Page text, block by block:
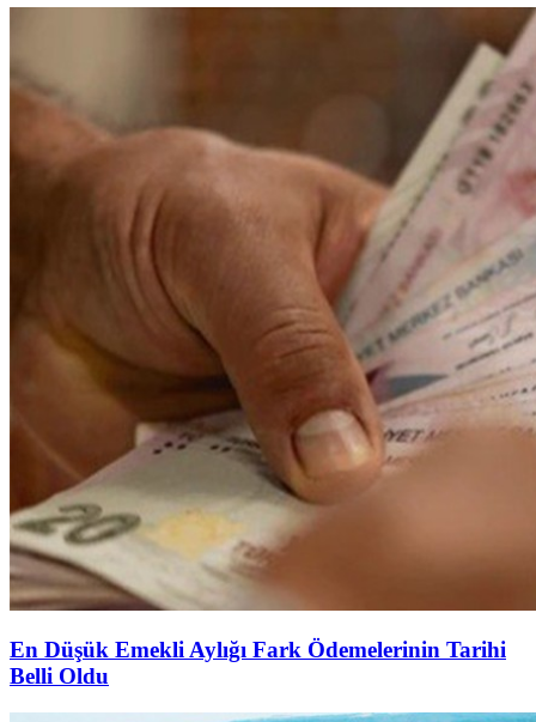
En Düşük Emekli Aylığı Fark Ödemelerinin Tarihi
Belli Oldu